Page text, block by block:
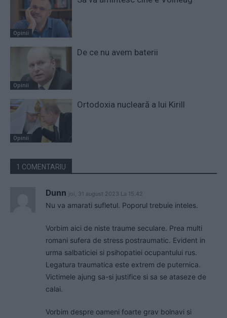
Opinii
Opinii
De ce nu avem baterii
Opinii
Ortodoxia nucleară a lui Kirill
1 COMENTARIU
Dunn joi, 31 august 2023 La 15.42
Nu va amarati sufletul. Poporul trebuie inteles.
Vorbim aici de niste traume seculare. Prea multi
romani sufera de stress postraumatic. Evident in
urma salbaticiei si psihopatiei ocupantului rus.
Legatura traumatica este extrem de puternica.
Victimele ajung sa-si justifice si sa se ataseze de
calai.
Vorbim despre oameni foarte grav bolnavi si